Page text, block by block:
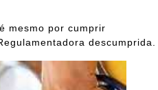
mesmo por cumprir
descumprida.